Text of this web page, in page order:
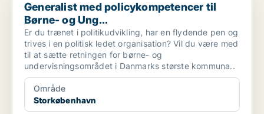
Generalist med policykompetencer til
Børne- og Ung...
Er du trænet i politikudvikling, har en flydende pen og
trives i en politisk ledet organisation? Vil du være med
til at sætte retningen for børne- og
undervisningsområdet i Danmarks største kommuna..
Område
Storkøbenhavn